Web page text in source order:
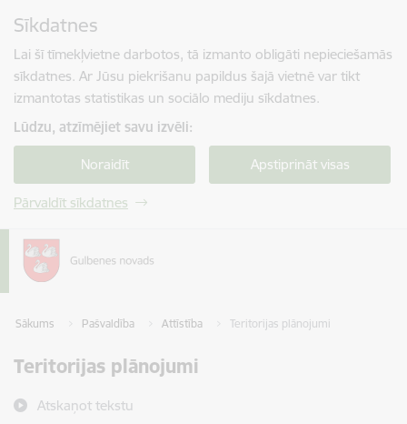
Sīkdatnes
Lai šī tīmekļvietne darbotos, tā izmanto obligāti nepieciešamās
sīkdatnes. Ar Jūsu piekrišanu papildus šajā vietnē var tikt
izmantotas statistikas un sociālo mediju sīkdatnes.
Lūdzu, atzīmējiet savu izvēli:
Noraidīt Apstiprināt visas
Pārvaldīt sīkdatnes
Sākums Pašvaldība Attīstība Teritorijas plānojumi
Teritorijas plānojumi
Atskaņot tekstu